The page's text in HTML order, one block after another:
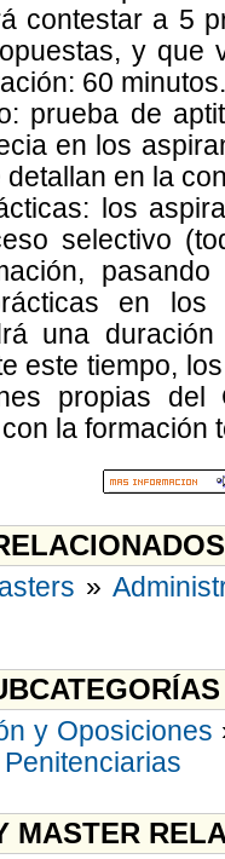
contestar a 5
y que
60 minutos.
prueba de
en los
en la
los
selectivo
en los
una
este tiempo,
propias del
la formación
»
y Oposiciones
MASTER